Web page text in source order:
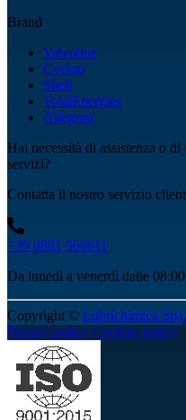
Brand
Valvoline
Cyclon
Shell
TotalEnergies
Allegrini
Hai necessità di assistenza o
servizi?
Contatta il nostro servizio
+39 0881 966611
Da lunedì a venerdì dalle
Copyright © Lubrichimica Spa
Privacy policy Cookies policy